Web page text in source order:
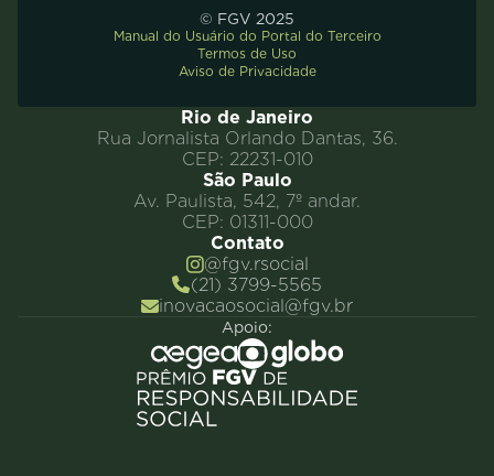
Apoio:
Rio de Janeiro
Rua Jornalista Orlando Dantas, 36.
CEP: 22231-010
São Paulo
Av. Paulista, 542, 7º andar.
CEP: 01311-000
Contato
@fgv.rsocial
(21) 3799-5565
inovacaosocial@fgv.br
© FGV 2025
Manual do Usuário do Portal do Terceiro
Termos de Uso
Aviso de Privacidade